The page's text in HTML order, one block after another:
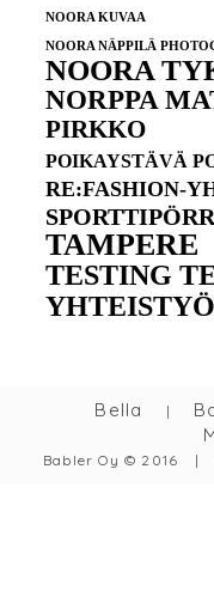
NOORA KUVAA
NOORA NÄPPILÄ
NOORA
NORPPA
PIRKKO
POIKAYSTÄVÄ
RE:FASHION-
TAMPERE
TESTING
Bella |
Babler Oy © 2016 |